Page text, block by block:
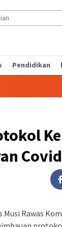
Pendidikan
Musi Rawas